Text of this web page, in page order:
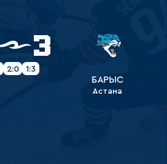
3
2:0 1:3
БАРЫС
Астана